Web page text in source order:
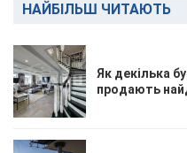
НАЙБІЛЬШ ЧИТАЮТЬ
Як декілька
продають